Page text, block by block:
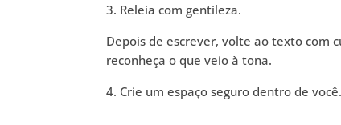
3. Releia com gentileza.
Depois de escrever, volte ao texto com
reconheça o que veio à tona.
4. Crie um espaço seguro dentro de você.